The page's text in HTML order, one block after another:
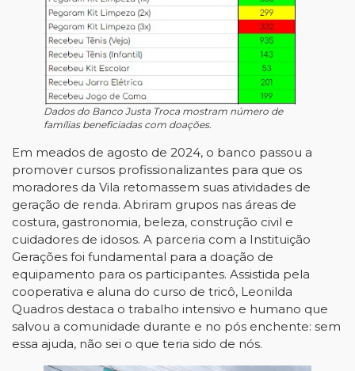
Dados do Banco Justa Troca mostram número de
famílias beneficiadas com doações.
Em meados de agosto de 2024, o banco passou a
promover cursos profissionalizantes para que os
moradores da Vila retomassem suas atividades de
geração de renda. Abriram grupos nas áreas de
costura, gastronomia, beleza, construção civil e
cuidadores de idosos. A parceria com a Instituição
Gerações foi fundamental para a doação de
equipamento para os participantes. Assistida pela
cooperativa e aluna do curso de tricô, Leonilda
Quadros destaca o trabalho intensivo e humano que
salvou a comunidade durante e no pós enchente: sem
essa ajuda, não sei o que teria sido de nós.